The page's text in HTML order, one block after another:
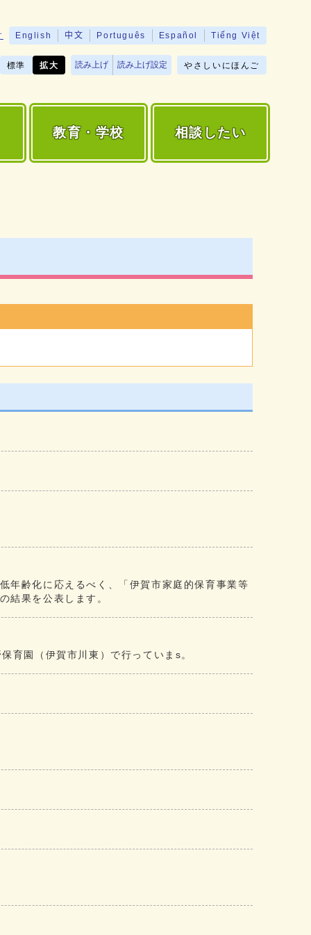
English 中文 Português Español Tiếng Việt
標準 拡大 読み上げ 読み上げ設定 やさしいにほんご
教育・学校 相談したい
年齢化に応えるべく、「伊賀市家庭的保育事業等
結果を公表します。
育園（伊賀市川東）で行っていまs。